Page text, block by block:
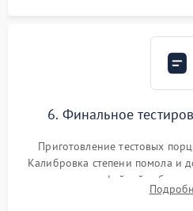
6. Финальное
Приготовление тестовых
Калибровка степени помола и
плотности кофейной
качества молочной пены.